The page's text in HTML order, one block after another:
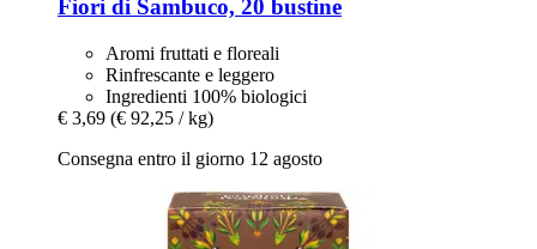
Fiori di Sambuco, 20 bustine
Aromi fruttati e floreali
Rinfrescante e leggero
Ingredienti 100% biologici
€ 3,69 (€ 92,25 / kg)
Consegna entro il giorno 12 agosto